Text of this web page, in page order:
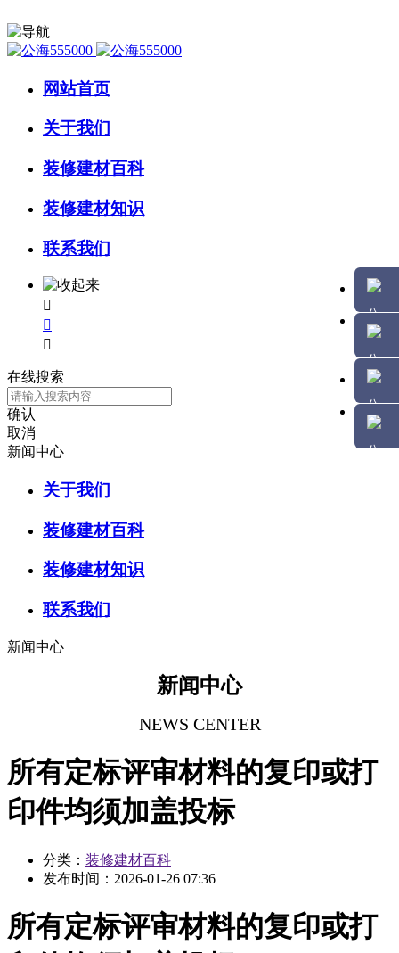
网站首页
关于我们
装修建材百科
装修建材知识
联系我们



在线搜索
确认
取消
新闻中心
关于我们
装修建材百科
装修建材知识
联系我们
新闻中心
新闻中心
NEWS CENTER
所有定标评审材料的复印或打
印件均须加盖投标
分类： 装修建材百科
发布时间： 2026-01-26 07:36
所有定标评审材料的复印或打